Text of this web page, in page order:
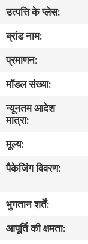
हमारे
बारे
में
कारखाना
भ्रमण
गुणवत्ता
नियंत्रण
संपर्क
करें
उत्पत्ति के प्लेस:
ब्रांड नाम:
प्रमाणन:
मॉडल संख्या:
न्यूनतम आदेश
मात्रा:
मूल्य:
पैकेजिंग विवरण:
भुगतान शर्तें:
आपूर्ति की क्षमता: